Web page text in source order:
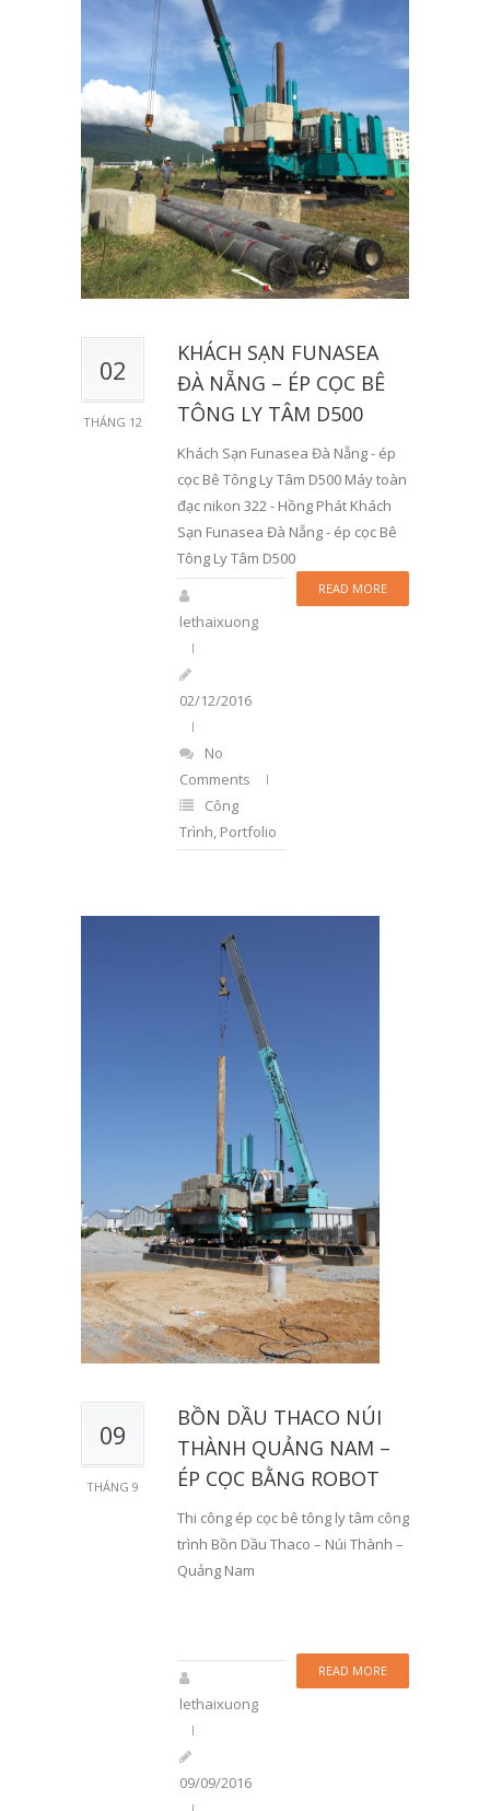
02
THÁNG 12
KHÁCH SẠN FUNASEA
ĐÀ NẴNG – ÉP CỌC BÊ
TÔNG LY TÂM D500
Khách Sạn Funasea Đà Nẵng - ép
cọc Bê Tông Ly Tâm D500 Máy toàn
đạc nikon 322 - Hồng Phát Khách
Sạn Funasea Đà Nẵng - ép cọc Bê
Tông Ly Tâm D500
READ MORE
lethaixuong
02/12/2016
No
Comments
Công
Trình, Portfolio
09
THÁNG 9
BỒN DẦU THACO NÚI
THÀNH QUẢNG NAM –
ÉP CỌC BẰNG ROBOT
Thi công ép cọc bê tông ly tâm công
trình Bồn Dầu Thaco – Núi Thành –
Quảng Nam
READ MORE
lethaixuong
09/09/2016